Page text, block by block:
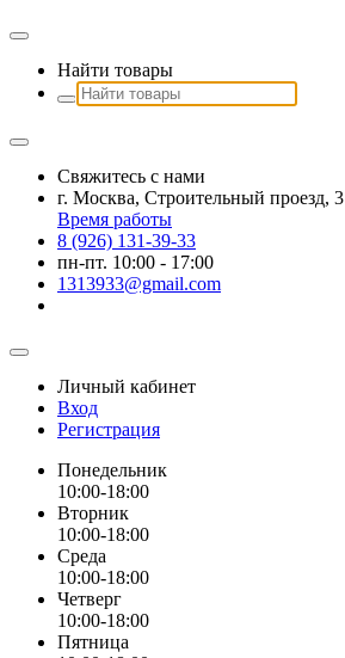
Найти товары
Свяжитесь с нами
г. Москва, Строительный проезд, 3
Время работы
8 (926) 131-39-33
пн-пт. 10:00 - 17:00
1313933@gmail.com
Личный кабинет
Вход
Регистрация
Понедельник
10:00-18:00
Вторник
10:00-18:00
Среда
10:00-18:00
Четверг
10:00-18:00
Пятница